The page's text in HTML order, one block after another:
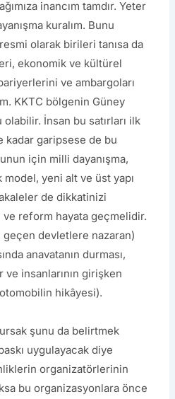
inancım tamdır. Yeter
kuralım. Bunu
olarak birileri tanısa da
ekonomik ve kültürel
ve ambargoları
KKTC bölgenin Güney
olabilir. İnsan bu satırları ilk
kadar garipsese de bu
için milli dayanışma,
yeni alt ve üst yapı
de dikkatinizi
reform hayata geçmelidir.
devletlere nazaran)
anavatanın durması,
ve insanlarının girişken
hikâyesi).
şunu da belirtmek
uygulayacak diye
organizatörlerinin
bu organizasyonlara önce